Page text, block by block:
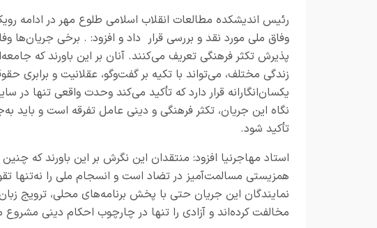
رئیس اندیشکده مطالعات انقلاب اسلامی طلوع مهر در ادامه
وفاق ملی مورد نقد و بررسی قرار داد و افزود: . برخی جریان‌ها
پذیرش تکثر فرهنگی تعریف می‌کنند. آنان بر این باورند که
زندگی مختلف، می‌تواند با تکیه بر گفت‌وگو، عقلانیت و برابری
یکسان‌انگارانه قرار دارد که تأکید می‌کند وحدت واقعی
نگاه این جریان، تکثر فرهنگی و دینی عامل تفرقه است و باید
تأکید شود.
استاد مهاجرنیا افزود: منتقدان این نگرش بر این باورند که
همزیستی مسالمت‌آمیز در تضاد است و انسجام ملی را نه‌تنها
نمایندگان این جریان حتی با پخش برنامه‌های محلی، ترویج
مخالفت کرده‌اند و آزادی را تنها در چارچوب احکام دینی مشروع